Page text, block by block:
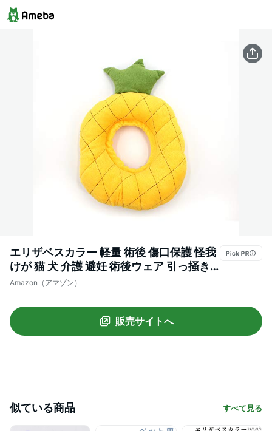
エリザベスカラー 軽量 術後 傷口保護 怪我
けが 猫 犬 介護 避妊 術後ウェア 引っ掻き
防止 爪切り 皮膚病 傷かけ防止 傷舐め防止
わ 調節可能 柔らかい傷舐め防止、噛み防
止、傷かけ防止、美容用、手術後用、シャ
ワー用 ペット用 柔らかいエリザベスカラ
Amazon（アマゾン）
販売サイトへ
似ている商品 すべて見る